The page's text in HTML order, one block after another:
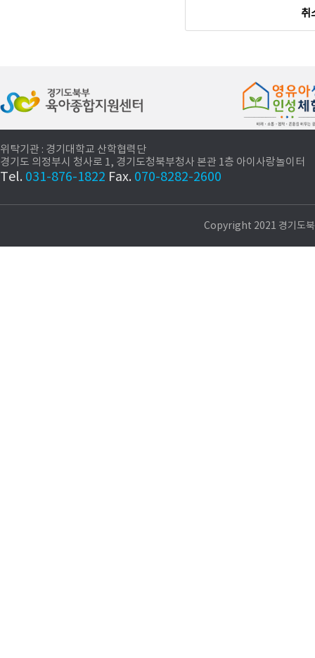
제 6조(이용
항을 준수한다.
2. 이용자는 주
3. 이용물품은
4. 이용 물품이 훼
품으로 변상하
5. 아이사랑놀이
에게 있다.
6. 이용은 방문자
취
위탁기관 : 경기대학교 산학협력단
경기도 의정부시 청사로 1, 경기도청북부청사 본관 1층 아이사랑놀이터
Tel. 031-876-1822 Fax. 070-8282-2600
Copyright 2021 경기도